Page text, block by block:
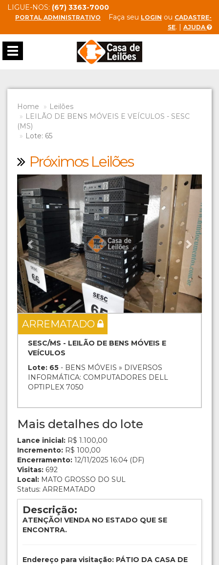
LIGUE-NOS: (67) 3363-7000
PORTAL ADMINISTRATIVO Faça seu LOGIN ou CADASTRE-
SE. | AJUDA
Toggle
navigation
Home
Leilões
LEILÃO DE BENS MÓVEIS E VEÍCULOS - SESC
(MS)
Lote: 65
Próximos Leilões
Previous Next
ARREMATADO
SESC/MS - LEILÃO DE BENS MÓVEIS E
VEÍCULOS
Lote: 65 - BENS MÓVEIS » DIVERSOS
INFORMÁTICA: COMPUTADORES DELL
OPTIPLEX 7050
Mais detalhes do lote
Lance inicial: R$ 1.100,00
Incremento: R$ 100,00
Encerramento: 12/11/2025 16:04 (DF)
Visitas: 692
Local: MATO GROSSO DO SUL
Status: ARREMATADO
Descrição:
ATENÇÃO! VENDA NO ESTADO QUE SE
ENCONTRA.
Endereço para visitação: PÁTIO DA CASA DE